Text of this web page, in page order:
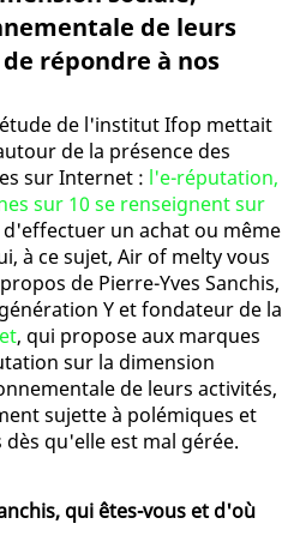
de leurs
répondre à nos
de l'institut Ifop mettait
de la présence des
sur Internet : l'e-réputation,
sur 10 se renseignent sur
un achat ou même
à ce sujet, Air of melty vous
de Pierre-Yves Sanchis,
Y et fondateur de la
, qui propose aux marques
sur la dimension
de leurs activités,
sujette à polémiques et
qu'elle est mal gérée.
qui êtes-vous et d'où